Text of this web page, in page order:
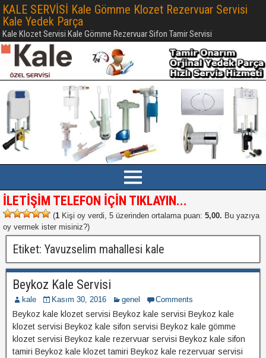
KALE SERVİSİ Kale Gömme Klozet Rezervuar Servisi
Kale Yedek Parça
Kale Klozet Servisi Kale Gömme Rezervuar Sifon Tamir Servisi
İLETİŞİM TELEFON İÇİN TIKLAYIN...
(1 Kişi oy verdi, 5 üzerinden ortalama puan: 5,00. Bu yazıya
oy vermek ister misiniz?)
Etiket: Yavuzselim mahallesi kale
Beykoz Kale Servisi
kale Kasım 30, 2016 genel Comments
Beykoz kale klozet servisi Beykoz kale servisi Beykoz kale
klozet servisi Beykoz kale sifon servisi Beykoz kale gömme
klozet servisi Beykoz kale rezervuar servisi Beykoz kale sifon
tamiri Beykoz kale klozet tamiri Beykoz kale rezervuar servisi